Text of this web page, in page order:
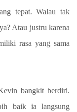
tepat. Walau tak
Atau justru karena
rasa yang sama
bangkit berdiri.
baik ia langsung